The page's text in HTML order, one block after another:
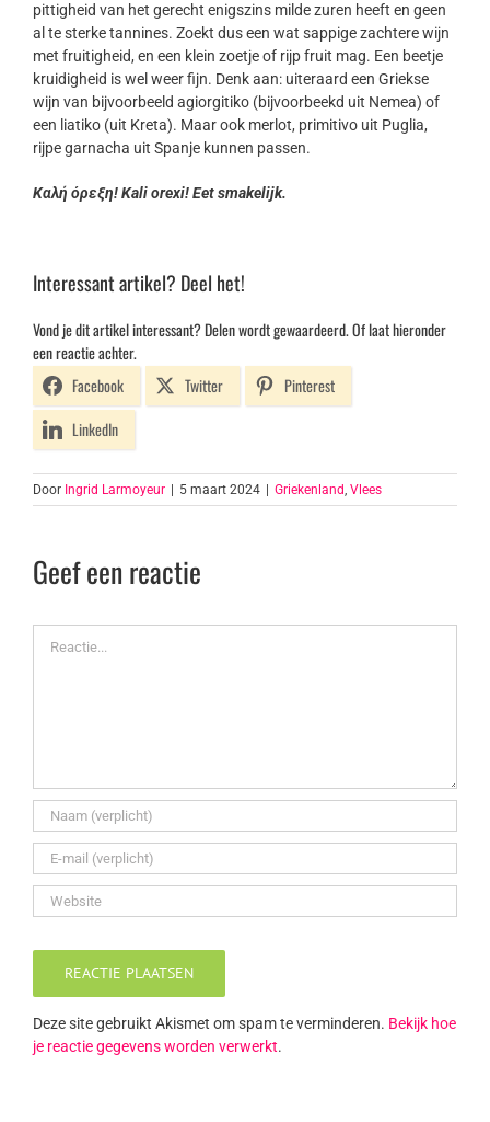
pittigheid van het gerecht enigszins milde zuren heeft en geen
al te sterke tannines. Zoekt dus een wat sappige zachtere wijn
met fruitigheid, en een klein zoetje of rijp fruit mag. Een beetje
kruidigheid is wel weer fijn. Denk aan: uiteraard een Griekse
wijn van bijvoorbeeld agiorgitiko (bijvoorbeekd uit Nemea) of
een liatiko (uit Kreta). Maar ook merlot, primitivo uit Puglia,
rijpe garnacha uit Spanje kunnen passen.
Καλή όρεξη! Kali orexi! Eet smakelijk.
Interessant artikel? Deel het!
Vond je dit artikel interessant? Delen wordt gewaardeerd. Of laat hieronder
een reactie achter.
Facebook
Twitter
Pinterest
LinkedIn
Door Ingrid Larmoyeur 5 maart 2024 Griekenland, Vlees
Geef een reactie
Deze site gebruikt Akismet om spam te verminderen. Bekijk hoe
je reactie gegevens worden verwerkt.